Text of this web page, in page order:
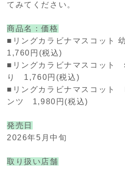
てみてください。
商品名：価格
■リングカラビナマスコット
1,760円(税込)
■リングカラビナマスコット
り 1,760円(税込)
■リングカラビナマスコット
ンツ 1,980円(税込)
発売日
2026年5月中旬
取り扱い店舗